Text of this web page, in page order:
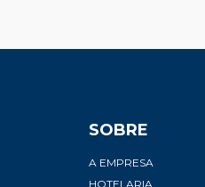
SOBRE
A EMPRESA
HOTELARIA